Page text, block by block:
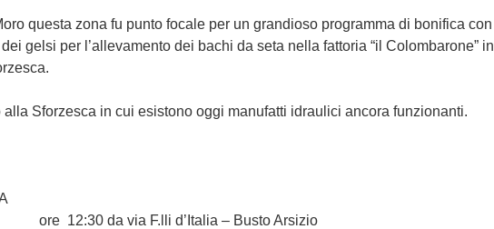
questa zona fu punto focale per un grandioso programma di bonifica con
dei gelsi per l’allevamento dei bachi da seta nella fattoria “il Colombarone” in
alla Sforzesca in cui esistono oggi manufatti idraulici ancora funzionanti.
ore 12:30 da via F.lli d’Italia – Busto Arsizio